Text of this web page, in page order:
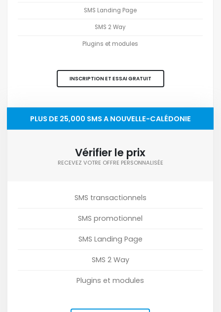
SMS Landing Page
SMS 2 Way
Plugins et modules
INSCRIPTION ET ESSAI GRATUIT
PLUS DE 25,000 SMS A NOUVELLE-CALÉDONIE
Vérifier le prix
RECEVEZ VOTRE OFFRE PERSONNALISÉE
SMS transactionnels
SMS promotionnel
SMS Landing Page
SMS 2 Way
Plugins et modules